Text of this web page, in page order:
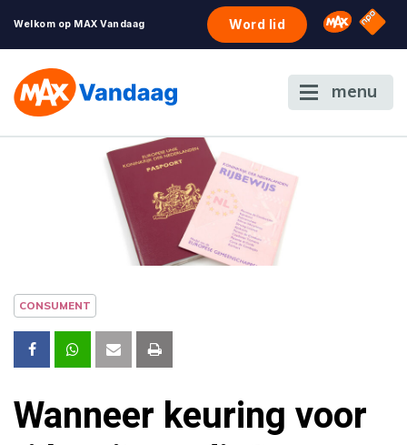
Welkom op MAX Vandaag Word lid Omroep
NPO
menu
CONSUMENT
Wanneer keuring voor